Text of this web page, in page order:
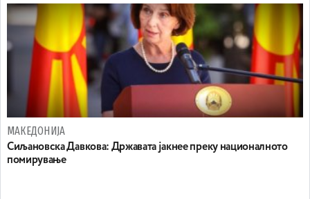
МАКЕДОНИЈА
Сиљановска Давкова: Државата јакнее преку националното
помирување